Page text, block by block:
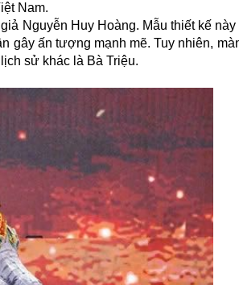
Nam.
Nguyễn Huy Hoàng. Mẫu thiết kế
gây ấn tượng mạnh mẽ. Tuy nhiên,
sử khác là Bà Triệu.